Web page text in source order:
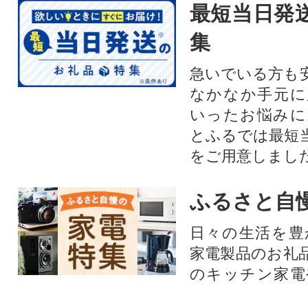
最短当日発
集
急いでいる方も
なかなか手元
いったお悩み
とふるでは最短
をご用意しまし
ふるさと自
日々の生活を
家電製品のお礼
のキッチン家